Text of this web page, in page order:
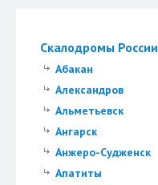
Скалодромы России
Абакан
Александров
Альметьевск
Ангарск
Анжеро-Судженск
Апатиты